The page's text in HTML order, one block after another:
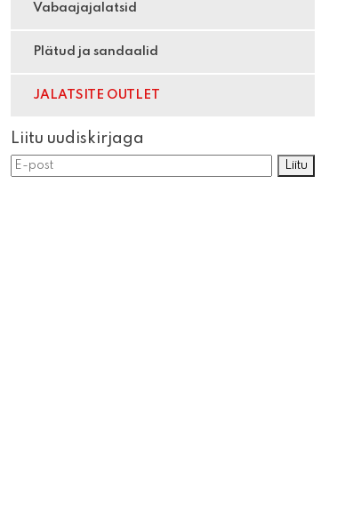
Vabaajajalatsid
Plätud ja sandaalid
JALATSITE OUTLET
Liitu uudiskirjaga
Liitu